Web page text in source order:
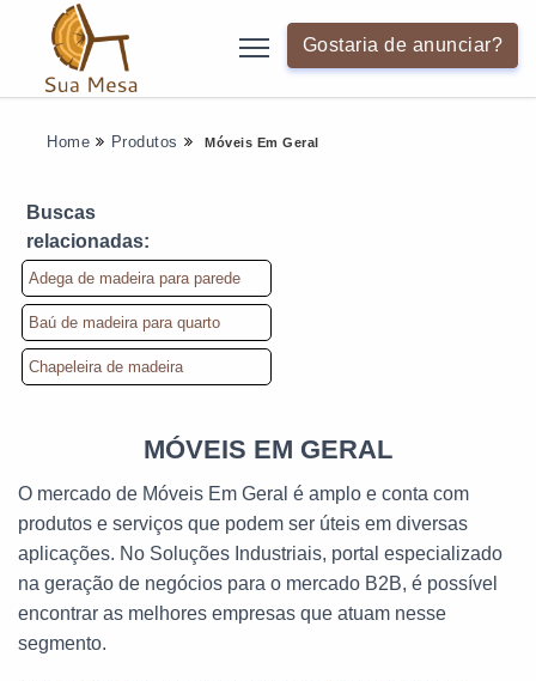
Gostaria de anunciar?
Home Produtos Móveis Em Geral
Buscas
relacionadas:
Adega de madeira para parede
Baú de madeira para quarto
Chapeleira de madeira
MÓVEIS EM GERAL
O mercado de Móveis Em Geral é amplo e conta com
produtos e serviços que podem ser úteis em diversas
aplicações. No Soluções Industriais, portal especializado
na geração de negócios para o mercado B2B, é possível
encontrar as melhores empresas que atuam nesse
segmento.